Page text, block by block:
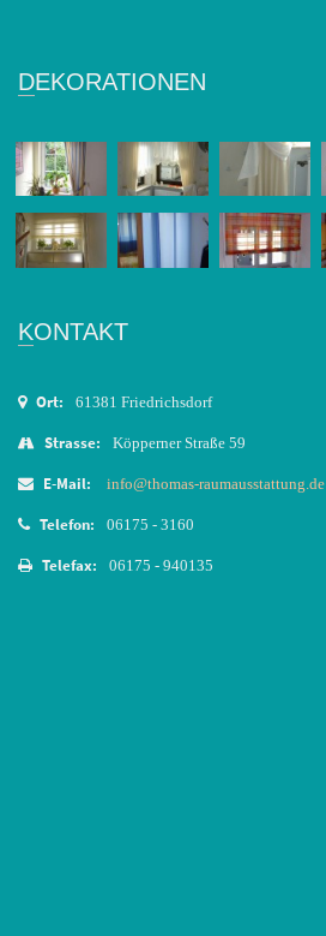
DEKORATIONEN
KONTAKT
Ort: 61381 Friedrichsdorf
Strasse: Köpperner Straße 59
E-Mail: info@thomas-raumausstattung.de
Telefon: 06175 - 3160
Telefax: 06175 - 940135